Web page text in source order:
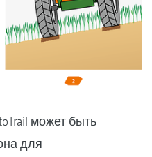
может быть
для